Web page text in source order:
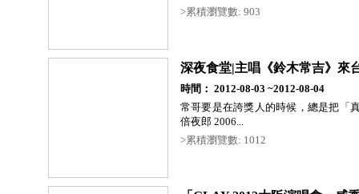
>累積瀏覽數: 903
深夜食堂|主唱《鈴木常吉》來
時間： 2012-08-03 ~2012-08-04
常哥要是在誇獎人的時候，總是把「
倍夜郎 2006...
>累積瀏覽數: 1012